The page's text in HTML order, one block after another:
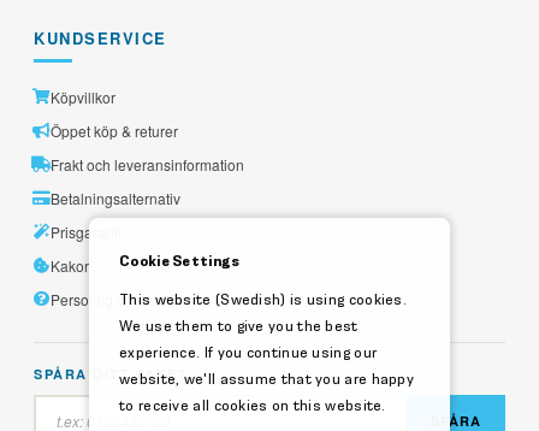
KUNDSERVICE
Köpvillkor
Öppet köp & returer
Frakt och leveransinformation
Betalningsalternativ
Prisgaranti
Kakor
Personlig information
SPÅRA DITT PAKET:
SPÅRA
Cookie Settings
This website (Swedish) is using cookies.
We use them to give you the best
experience. If you continue using our
website, we'll assume that you are happy
to receive all cookies on this website.